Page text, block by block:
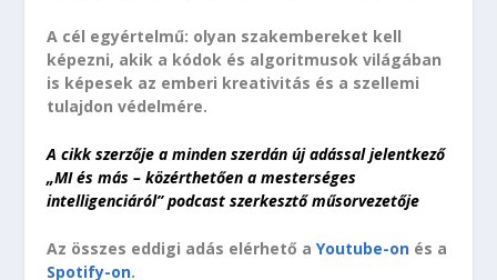
A cél egyértelmű: olyan szakembereket kell
képezni, akik a kódok és algoritmusok világában
is képesek az emberi kreativitás és a szellemi
tulajdon védelmére.
A cikk szerzője a minden szerdán új adással jelentkező
„MI és más – közérthetően a mesterséges
intelligenciáról” podcast szerkesztő műsorvezetője
Az összes eddigi adás elérhető aYoutube-on és a
Spotify-on.